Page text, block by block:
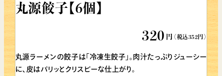
丸源餃子【6個】
320 円 （税込352円）
丸源ラーメンの餃子は「冷凍生餃子」。肉汁たっぷりジューシー
に、皮はパリッとクリスピーな仕上がり。